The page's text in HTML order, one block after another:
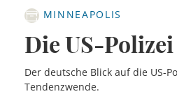
MINNEAPOLIS
Die US-
Der deutsche Blick auf die US-
Tendenzwende.